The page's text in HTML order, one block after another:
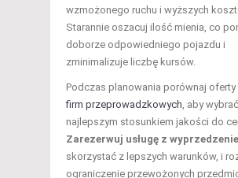
wzmożonego ruchu i wyższych
Starannie oszacuj ilość mienia, co
doborze odpowiedniego pojazdu i
zminimalizuje liczbę kursów.
Podczas planowania porównaj oferty
firm przeprowadzkowych, aby
najlepszym stosunkiem jakości do
Zarezerwuj usługę z
skorzystać z lepszych warunków, i
ograniczenie przewożonych